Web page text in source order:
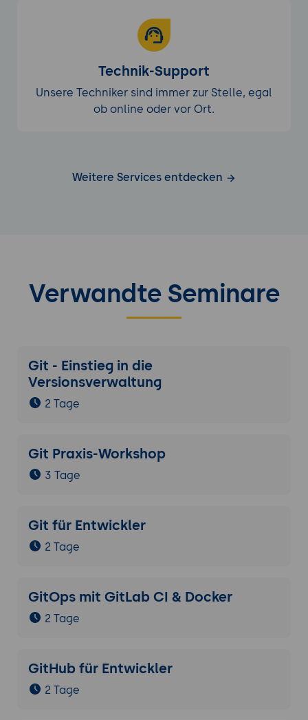
Technik-Support
Unsere Techniker sind immer zur Stelle, egal
ob online oder vor Ort.
Weitere Services entdecken
Verwandte Seminare
Git - Einstieg in die
Versionsverwaltung
2 Tage
Git Praxis-Workshop
3 Tage
Git für Entwickler
2 Tage
GitOps mit GitLab CI & Docker
2 Tage
GitHub für Entwickler
2 Tage